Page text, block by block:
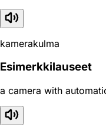
kamerakulma
Esimerkkilauseet
a camera with